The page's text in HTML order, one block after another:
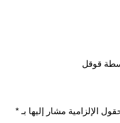
مشار إليها بـ*